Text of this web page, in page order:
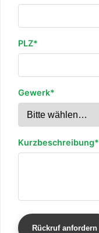
PLZ*
Gewerk*
Kurzbeschreibung*
Rückruf anfordern